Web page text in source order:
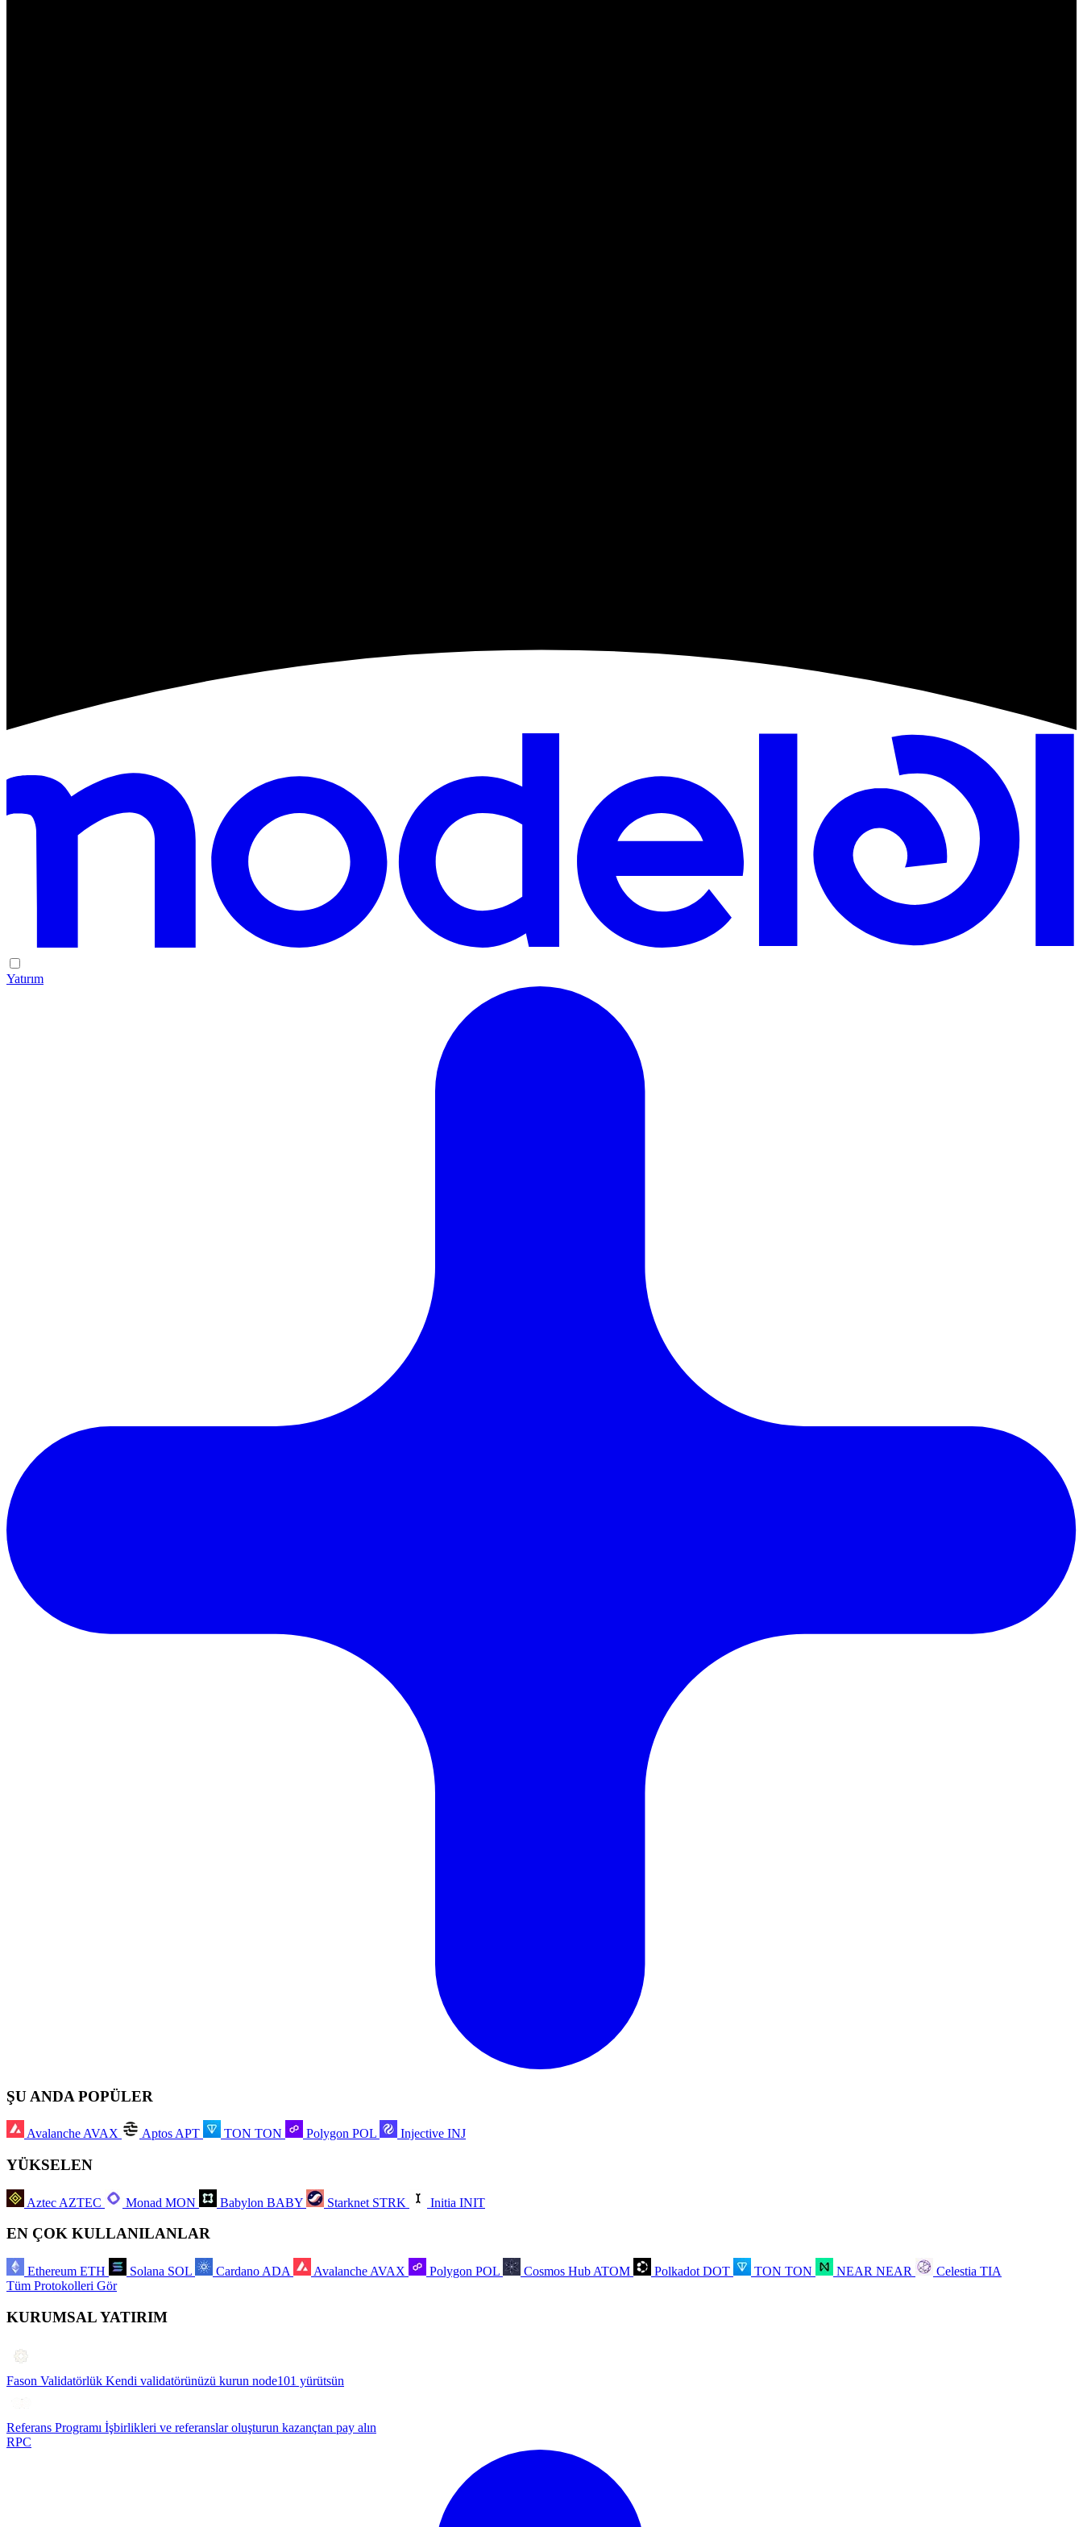
Yatırım
ŞU ANDA POPÜLER
Avalanche AVAX Aptos APT TON TON Polygon POL Injective INJ
YÜKSELEN
Aztec AZTEC Monad MON Babylon BABY Starknet STRK Initia INIT
EN ÇOK KULLANILANLAR
Ethereum ETH Solana SOL Cardano ADA Avalanche AVAX Polygon POL Cosmos Hub ATOM Polkadot DOT TON TON NEAR NEAR Celestia TIA
Tüm Protokolleri Gör
KURUMSAL YATIRIM
Fason Validatörlük Kendi validatörünüzü kurun node101 yürütsün
Referans Programı İşbirlikleri ve referanslar oluşturun kazançtan pay alın
RPC